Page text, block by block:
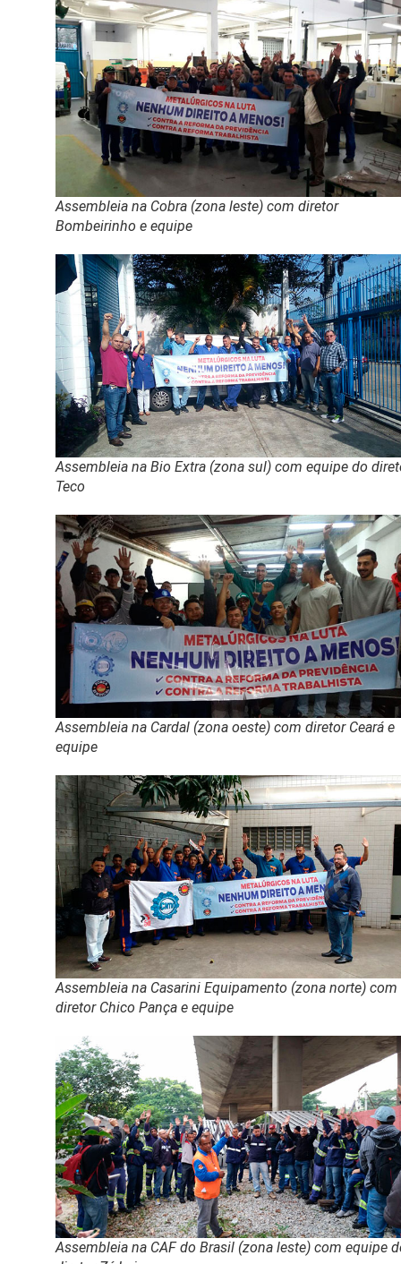
Assembleia na Cobra (zona leste) com diretor
Bombeirinho e equipe
Assembleia na Bio Extra (zona sul) com equipe do
Teco
Assembleia na Cardal (zona oeste) com diretor Ceará e
equipe
Assembleia na Casarini Equipamento (zona norte) com
diretor Chico Pança e equipe
Assembleia na CAF do Brasil (zona leste) com equipe